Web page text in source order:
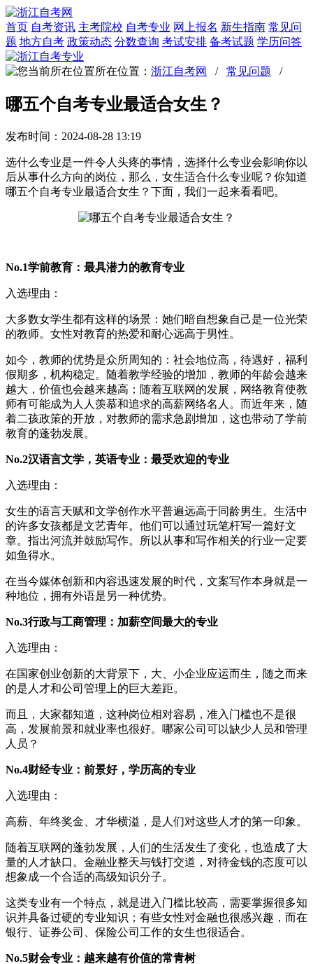
首页 自考资讯 主考院校 自考专业 网上报名 新生指南 常见问
题 地方自考 政策动态 分数查询 考试安排 备考试题 学历问答
所在位置： 浙江自考网 / 常见问题 /
哪五个自考专业最适合女生？
发布时间：2024-08-28 13:19
选什么专业是一件令人头疼的事情，选择什么专业会影响你以
后从事什么方向的岗位，那么，女生适合什么专业呢？你知道
哪五个自考专业最适合女生？下面，我们一起来看看吧。
No.1学前教育：最具潜力的教育专业
入选理由：
大多数女学生都有这样的场景：她们暗自想象自己是一位光荣
的教师。女性对教育的热爱和耐心远高于男性。
如今，教师的优势是众所周知的：社会地位高，待遇好，福利
假期多，机构稳定。随着教学经验的增加，教师的年龄会越来
越大，价值也会越来越高；随着互联网的发展，网络教育使教
师有可能成为人人羡慕和追求的高薪网络名人。而近年来，随
着二孩政策的开放，对教师的需求急剧增加，这也带动了学前
教育的蓬勃发展。
No.2汉语言文学，英语专业：最受欢迎的专业
入选理由：
女生的语言天赋和文学创作水平普遍远高于同龄男生。生活中
的许多女孩都是文艺青年。他们可以通过玩笔杆写一篇好文
章。指出河流并鼓励写作。所以从事和写作相关的行业一定要
如鱼得水。
在当今媒体创新和内容迅速发展的时代，文案写作本身就是一
种地位，拥有外语是另一种优势。
No.3行政与工商管理：加薪空间最大的专业
入选理由：
在国家创业创新的大背景下，大、小企业应运而生，随之而来
的是人才和公司管理上的巨大差距。
而且，大家都知道，这种岗位相对容易，准入门槛也不是很
高，发展前景和就业率也很好。哪家公司可以缺少人员和管理
人员？
No.4财经专业：前景好，学历高的专业
入选理由：
高薪、年终奖金、才华横溢，是人们对这些人才的第一印象。
随着互联网的蓬勃发展，人们的生活发生了变化，也造成了大
量的人才缺口。金融业整天与钱打交道，对待金钱的态度可以
想象成一个合适的高级知识分子。
这类专业有一个特点，就是进入门槛比较高，需要掌握很多知
识并具备过硬的专业知识；有些女性对金融也很感兴趣，而在
银行、证券公司、保险公司工作的女生也很适合。
No.5财会专业：越来越有价值的常青树